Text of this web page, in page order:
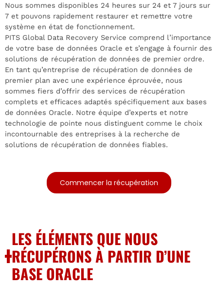
Nous sommes disponibles 24 heures sur 24 et 7 jours sur
7 et pouvons rapidement restaurer et remettre votre
système en état de fonctionnement.
PITS Global Data Recovery Service comprend l’importance
de votre base de données Oracle et s’engage à fournir des
solutions de récupération de données de premier ordre.
En tant qu’entreprise de récupération de données de
premier plan avec une expérience éprouvée, nous
sommes fiers d’offrir des services de récupération
complets et efficaces adaptés spécifiquement aux bases
de données Oracle. Notre équipe d’experts et notre
technologie de pointe nous distinguent comme le choix
incontournable des entreprises à la recherche de
solutions de récupération de données fiables.
Commencer la récupération
LES ÉLÉMENTS QUE NOUS
RÉCUPÉRONS À PARTIR D’UNE
BASE ORACLE